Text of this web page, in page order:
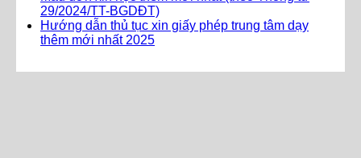
29/2024/TT-BGDĐT)
Hướng dẫn thủ tục xin giấy phép trung tâm dạy
thêm mới nhất 2025